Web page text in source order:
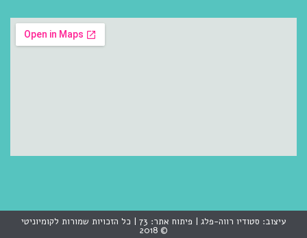
עיצוב: סטודיו רווה-פלג | פיתוח אתר: 73 | כל הזכויות שמורות לקומיוניטי
© 2018